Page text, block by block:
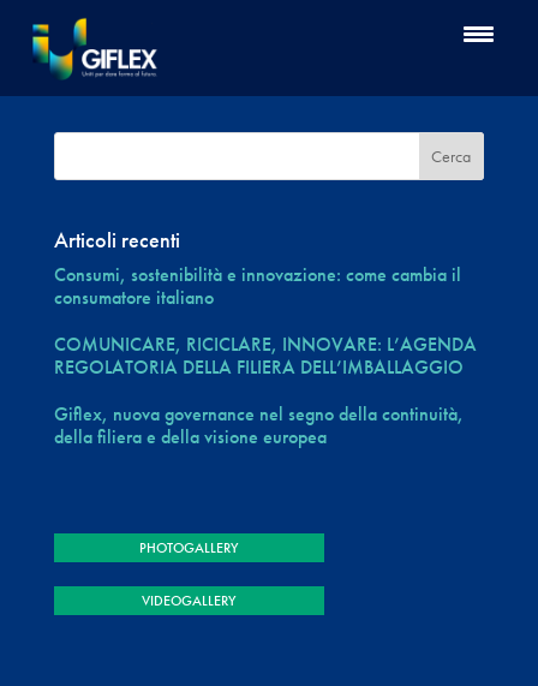
Articoli recenti
Consumi, sostenibilità e innovazione: come cambia il
consumatore italiano
COMUNICARE, RICICLARE, INNOVARE: L’AGENDA
REGOLATORIA DELLA FILIERA DELL’IMBALLAGGIO
Giflex, nuova governance nel segno della continuità,
della filiera e della visione europea
PHOTOGALLERY
VIDEOGALLERY